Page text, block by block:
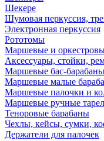
Шекере
Шумовая перкуссия,
Электронная перкуссия
Рототомы
Маршевые и
Аксессуары, стойки,
Маршевые бас-барабаны
Маршевые малые
Маршевые палочки и
Маршевые ручные
Теноровые барабаны
Чехлы, кейсы, сумки,
Держатели для палочек